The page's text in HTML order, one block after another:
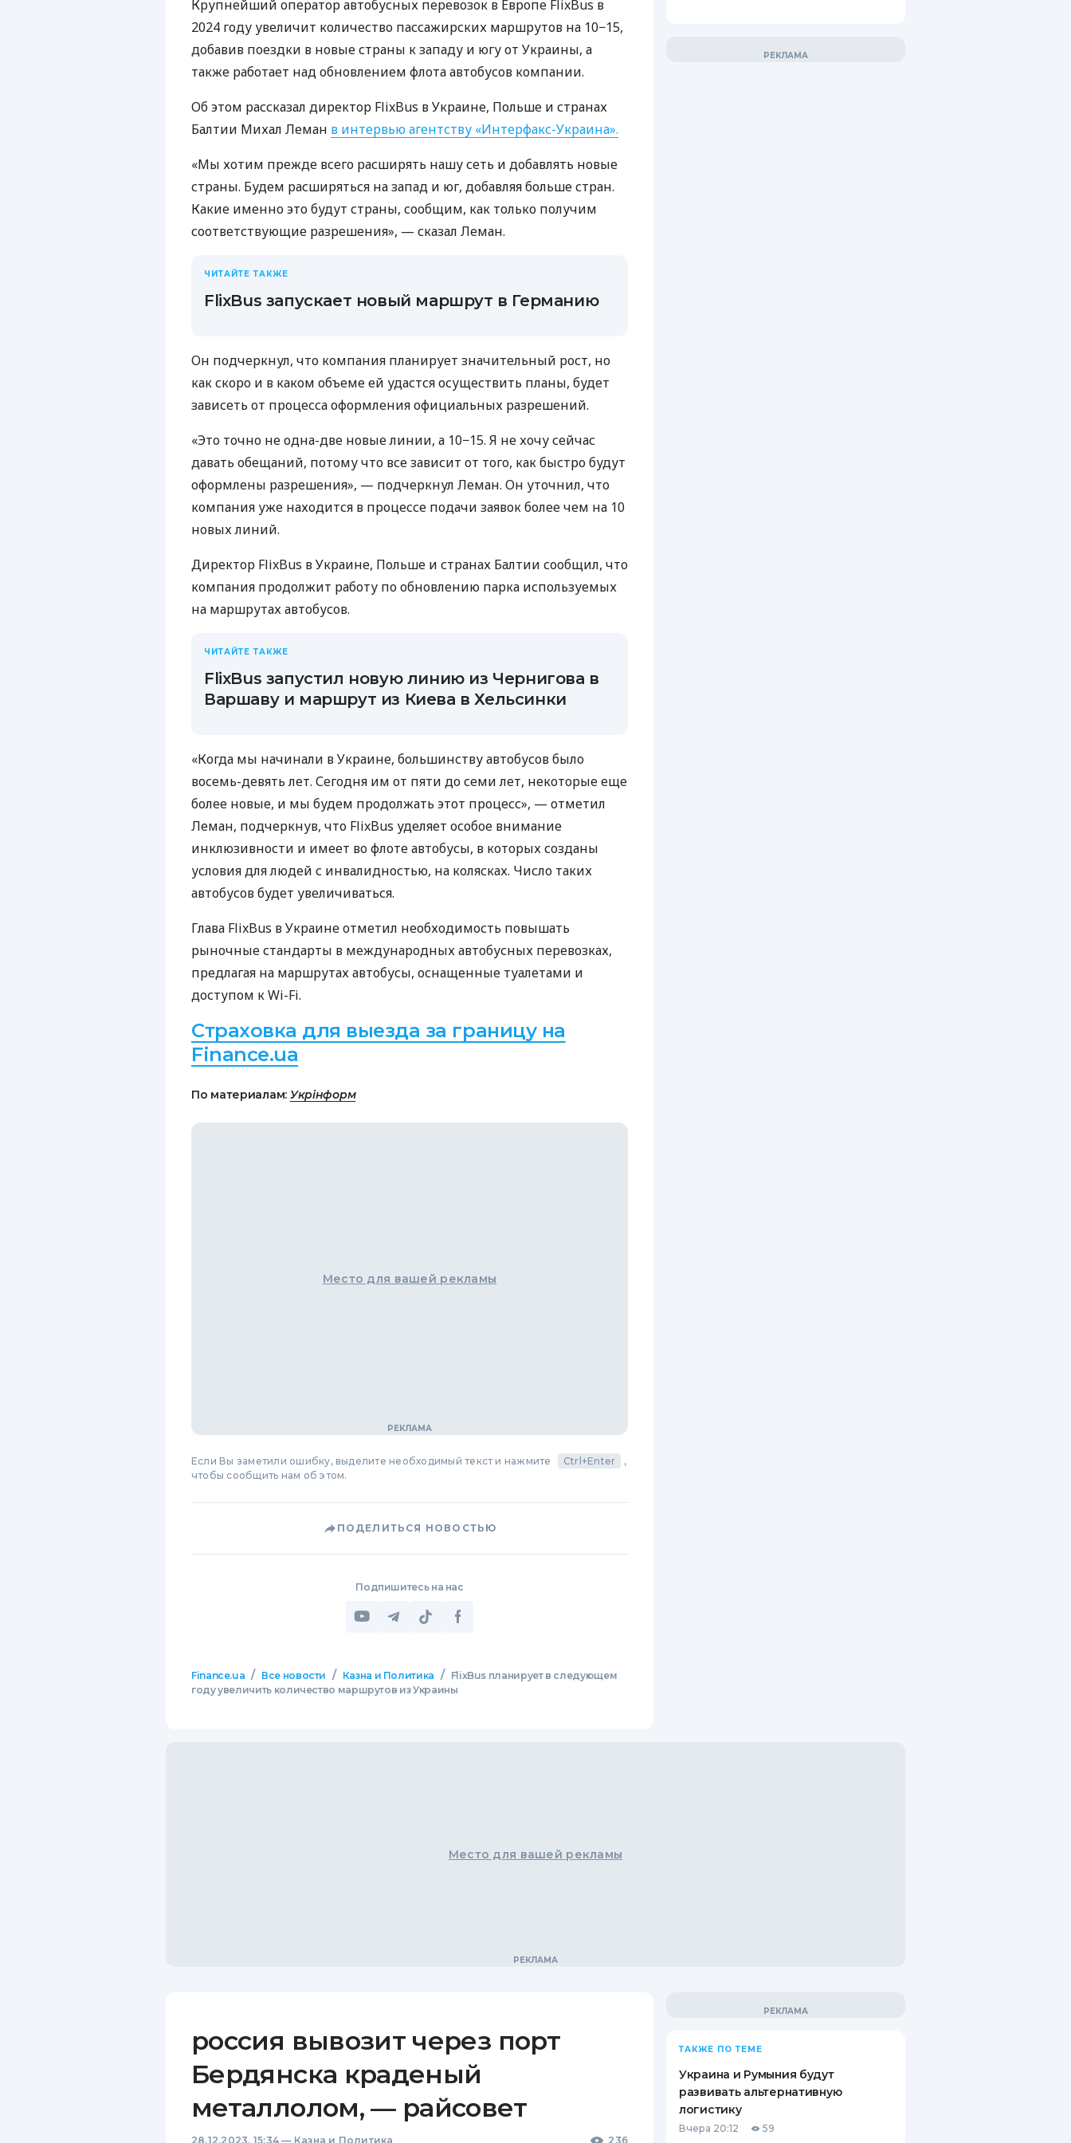
Крупнейший оператор автобусных перевозок в Европе FlixBus в
2024 году увеличит количество пассажирских маршрутов на 10−15,
добавив поездки в новые страны к западу и югу от Украины, а
также работает над обновлением флота автобусов компании.
Об этом рассказал директор FlixBus в Украине, Польше и странах
Балтии Михал Леман в интервью агентству «Интерфакс-Украина».
«Мы хотим прежде всего расширять нашу сеть и добавлять новые
страны. Будем расширяться на запад и юг, добавляя больше стран.
Какие именно это будут страны, сообщим, как только получим
соответствующие разрешения», — сказал Леман.
ЧИТАЙТЕ ТАКЖЕ
FlixBus запускает новый маршрут в Германию
Он подчеркнул, что компания планирует значительный рост, но
как скоро и в каком объеме ей удастся осуществить планы, будет
зависеть от процесса оформления официальных разрешений.
«Это точно не одна-две новые линии, а 10−15. Я не хочу сейчас
давать обещаний, потому что все зависит от того, как быстро будут
оформлены разрешения», — подчеркнул Леман. Он уточнил, что
компания уже находится в процессе подачи заявок более чем на 10
новых линий.
Директор FlixBus в Украине, Польше и странах Балтии сообщил, что
компания продолжит работу по обновлению парка используемых
на маршрутах автобусов.
ЧИТАЙТЕ ТАКЖЕ
FlixBus запустил новую линию из Чернигова в
Варшаву и маршрут из Киева в Хельсинки
«Когда мы начинали в Украине, большинству автобусов было
восемь-девять лет. Сегодня им от пяти до семи лет, некоторые еще
более новые, и мы будем продолжать этот процесс», — отметил
Леман, подчеркнув, что FlixBus уделяет особое внимание
инклюзивности и имеет во флоте автобусы, в которых созданы
условия для людей с инвалидностью, на колясках. Число таких
автобусов будет увеличиваться.
Глава FlixBus в Украине отметил необходимость повышать
рыночные стандарты в международных автобусных перевозках,
предлагая на маршрутах автобусы, оснащенные туалетами и
доступом к Wi-Fi.
Страховка для выезда за границу на
Finance.ua
По материалам: Укрінформ
Место для вашей рекламы
Если Вы заметили ошибку, выделите необходимый текст и нажмите Ctrl+Enter
,
чтобы сообщить нам об этом.
ПОДЕЛИТЬСЯ НОВОСТЬЮ
Подпишитесь на нас
Finance.ua / Все новости / Казна и Политика /
FlixBus планирует в следующем
году увеличить количество маршрутов из Украины
Место для вашей рекламы
россия вывозит через порт
Бердянска краденый
металлолом, — райсовет
28.12.2023, 15:34 — Казна и Политика 236
ТАКЖЕ ПО ТЕМЕ
Украина и Румыния будут
развивать альтернативную
логистику
Вчера 20:12 59